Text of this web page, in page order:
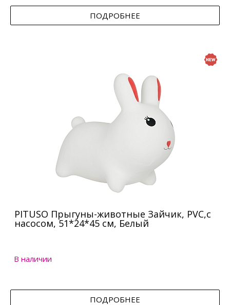
ПОДРОБНЕЕ
PITUSO Прыгуны-животные Зайчик, PVC,с
насосом, 51*24*45 см, Белый
В наличии
ПОДРОБНЕЕ